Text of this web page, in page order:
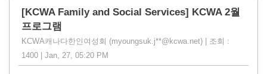
[KCWA Family and Social Services] KCWA 2월
프로그램
KCWA캐나다한인여성회 (myoungsuk.j**@kcwa.net) | 조회 :
1400 | Jan, 27, 05:20 PM